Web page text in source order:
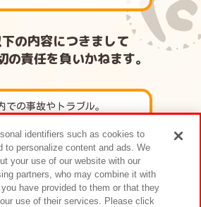
の内容につきまして
の責任を負いかねます｡
での事故やトラブル｡
確認
のお荷物等の紛失・盗難｡
identifiers such as cookies to
to personalize content and ads. We
your use of our website with our
partners, who may combine it with
have provided to them or that they
use of their services. Please click